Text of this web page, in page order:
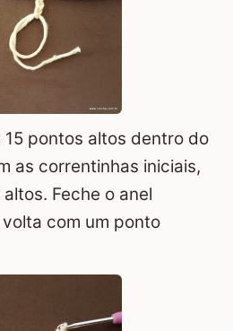
15 pontos altos dentro do
as correntinhas iniciais,
Feche o anel
com um ponto